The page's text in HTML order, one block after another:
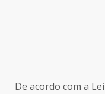
De acordo com a